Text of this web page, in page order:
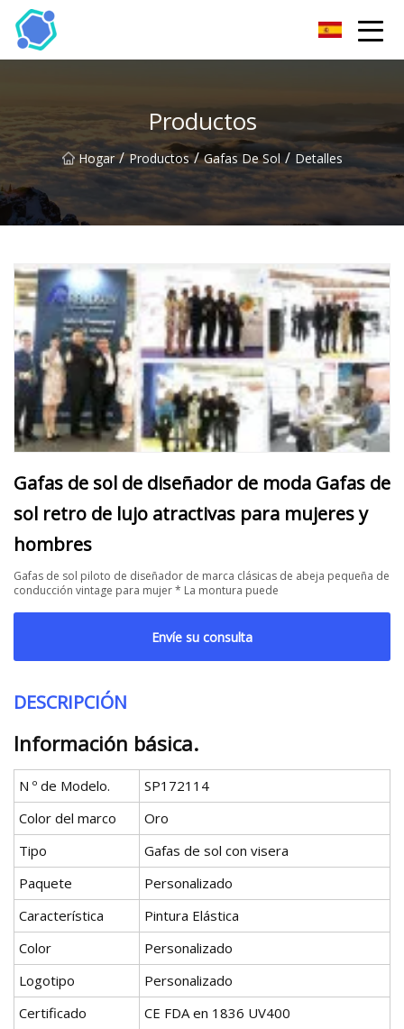
Productos
Hogar / Productos / Gafas De Sol / Detalles
Gafas de sol de diseñador de moda Gafas de
sol retro de lujo atractivas para mujeres y
hombres
Gafas de sol piloto de diseñador de marca clásicas de abeja pequeña de
conducción vintage para mujer * La montura puede
Envíe su consulta
DESCRIPCIÓN
Información básica.
N º de Modelo.
SP172114
Color del marco
Oro
Tipo
Gafas de sol con visera
Paquete
Personalizado
Característica
Pintura Elástica
Color
Personalizado
Logotipo
Personalizado
Certificado
CE FDA en 1836 UV400